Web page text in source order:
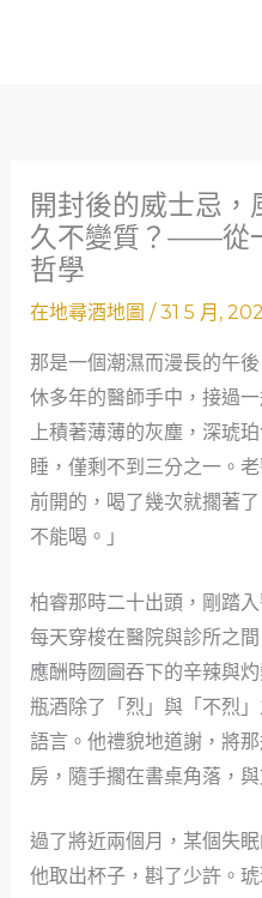
開封後的威士忌，
久不變質？——從
哲學
在地尋酒地圖 /31 5 月,
那是一個潮濕而漫長的午
休多年的醫師手中，接過
上積著薄薄的灰塵，深琥
睡，僅剩不到三分之一。
前開的，喝了幾次就擱著
不能喝。」
柏睿那時二十出頭，剛踏
每天穿梭在醫院與診所之
應酬時囫圇吞下的辛辣與
瓶酒除了「烈」與「不烈
語言。他禮貌地道謝，將
房，隨手擱在書桌角落，
過了將近兩個月，某個失
他取出杯子，斟了少許。